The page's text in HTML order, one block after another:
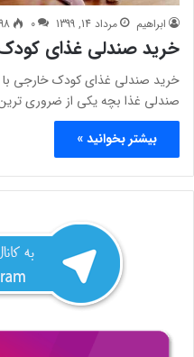
ابراهیم مرداد 14, 1399 0
98
خرید صندلی غذای
خرید صندلی غذای کودک خارجی با
صندلی غذا بچه یکی از ضروری
بیشتر بخوانید »